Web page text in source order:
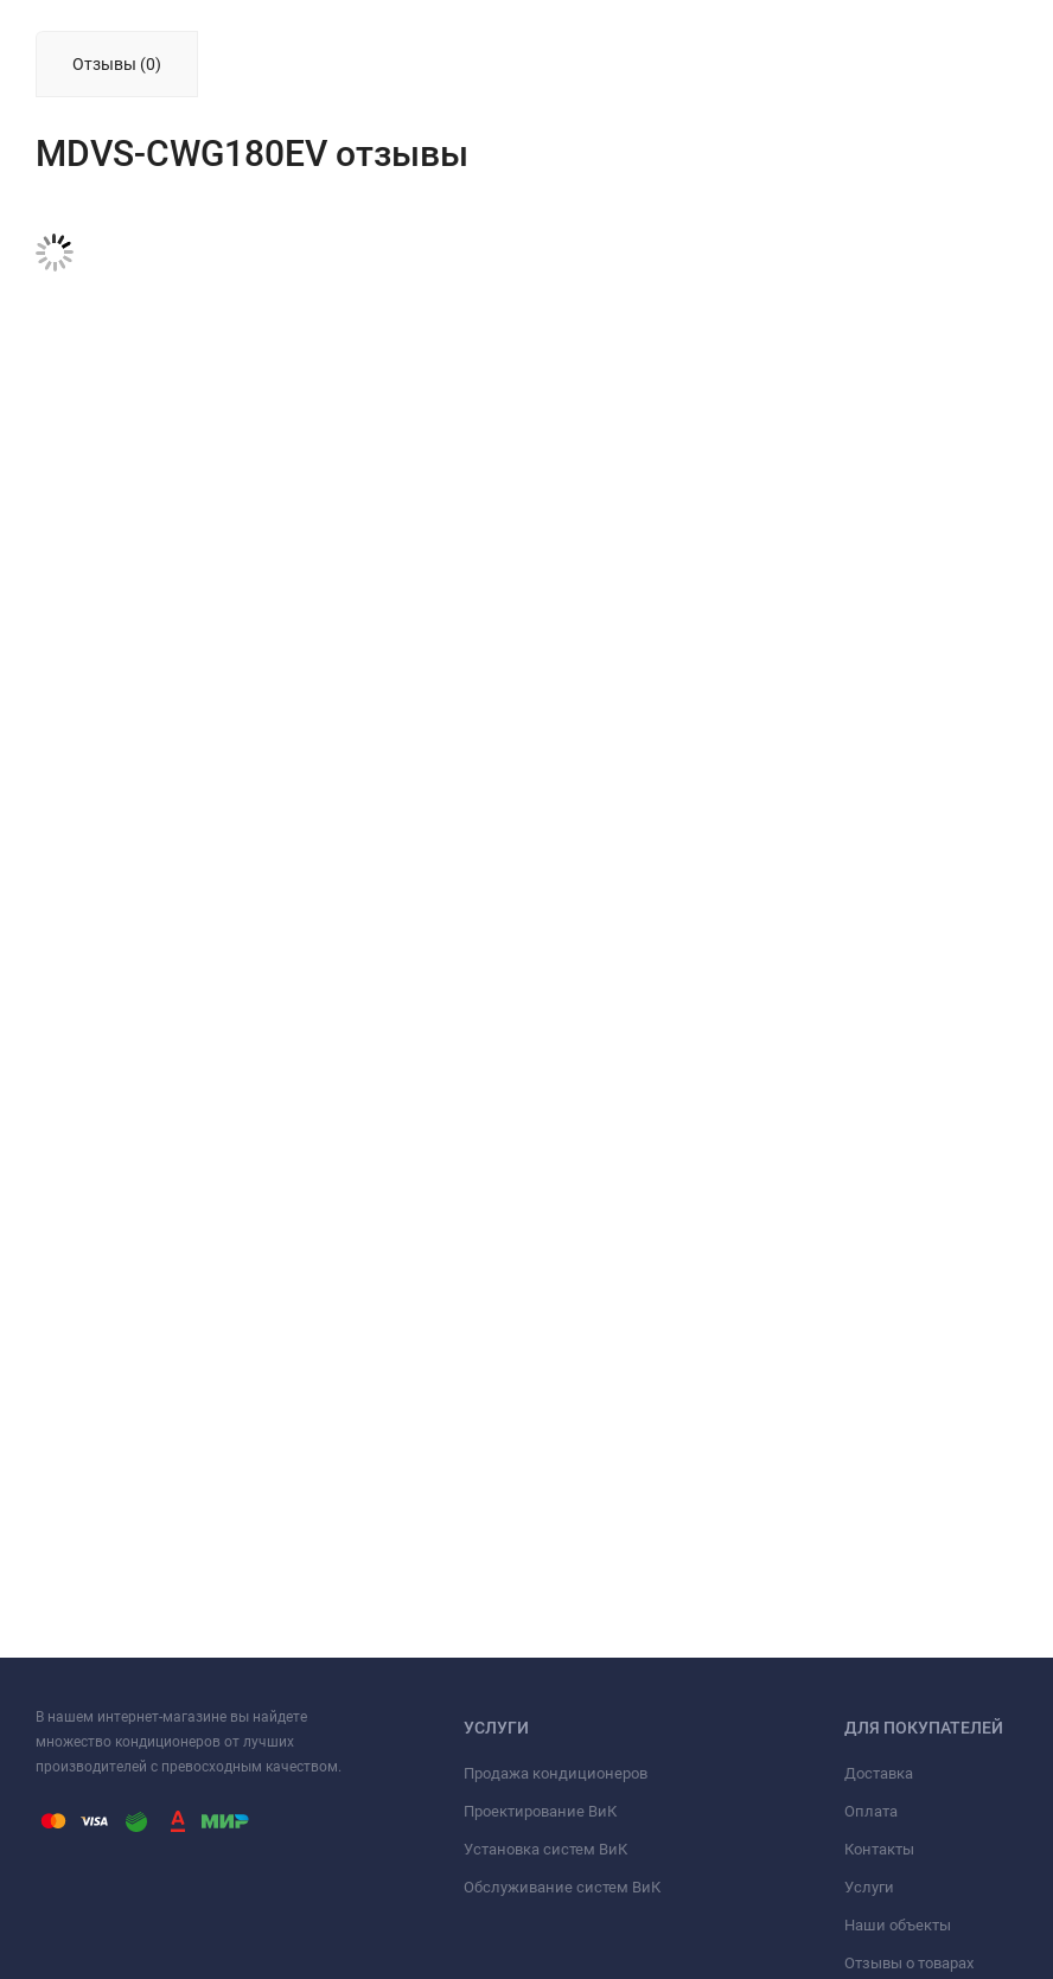
Отзывы (0)
MDVS-CWG180EV отзывы
В нашем интернет-магазине вы найдете
множество кондиционеров от лучших
производителей с превосходным качеством.
УСЛУГИ
Продажа кондиционеров
Проектирование ВиК
Установка систем ВиК
Обслуживание систем ВиК
ДЛЯ ПОКУПАТЕЛЕЙ
Доставка
Оплата
Контакты
Услуги
Наши объекты
Отзывы о товарах